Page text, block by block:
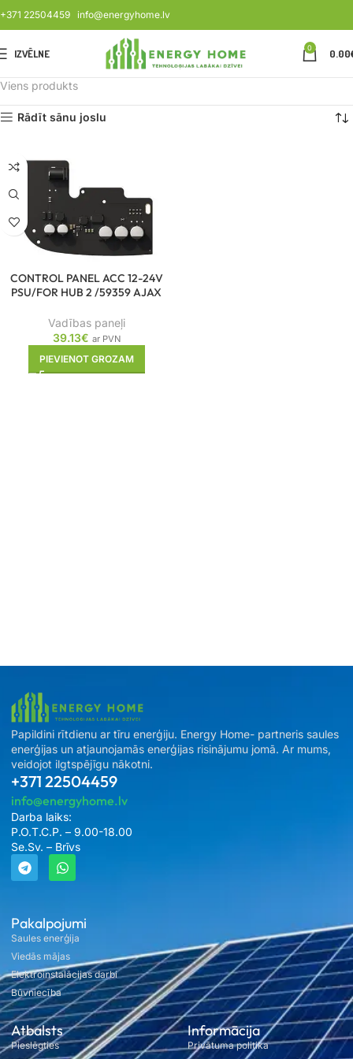
+371 22504459 info@energyhome.lv
IZVĒLNE 0 0.00
Viens produkts
Rādīt sānu joslu
CONTROL PANEL ACC 12-24V
PSU/FOR HUB 2 /59359 AJAX
Vadības paneļi
39.13€ ar PVN
PIEVIENOT GROZAM
Pakalpojumi
Saules enerģija
Viedās mājas
Elektroinstalācijas darbi
Būvniecība
Atbalsts
Pieslēgties
Informācija
Privātuma politika
Papildini rītdienu ar tīru enerģiju. Energy Home- partneris saules
enerģijas un atjaunojamās enerģijas risinājumu jomā. Ar mums,
veidojot ilgtspējīgu nākotni.
+371 22504459
info@energyhome.lv
Darba laiks:
P.O.T.C.P. – 9.00-18.00
Se.Sv. – Brīvs